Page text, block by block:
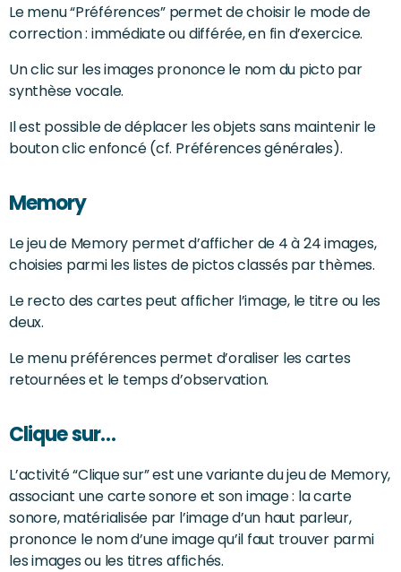
Le menu “Préférences” permet de choisir le mode de
correction : immédiate ou différée, en fin d’exercice.
Un clic sur les images prononce le nom du picto par
synthèse vocale.
Il est possible de déplacer les objets sans maintenir le
bouton clic enfoncé (cf. Préférences générales).
Memory
Le jeu de Memory permet d’afficher de 4 à 24 images,
choisies parmi les listes de pictos classés par thèmes.
Le recto des cartes peut afficher l’image, le titre ou les
deux.
Le menu préférences permet d’oraliser les cartes
retournées et le temps d’observation.
Clique sur…
L’activité “Clique sur” est une variante du jeu de Memory,
associant une carte sonore et son image : la carte
sonore, matérialisée par l’image d’un haut parleur,
prononce le nom d’une image qu’il faut trouver parmi
les images ou les titres affichés.